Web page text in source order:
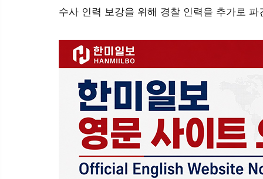
수사 인력 보강을 위해 경찰 인력을 추가로